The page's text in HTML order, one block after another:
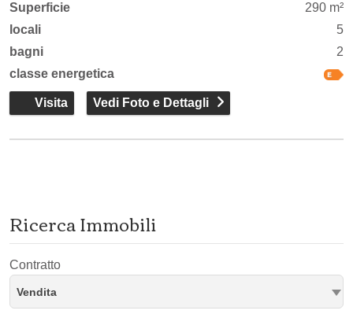
Superficie
290 m²
locali
5
bagni
2
classe energetica
Visita Vedi Foto e Dettagli
Ricerca Immobili
Contratto
Vendita